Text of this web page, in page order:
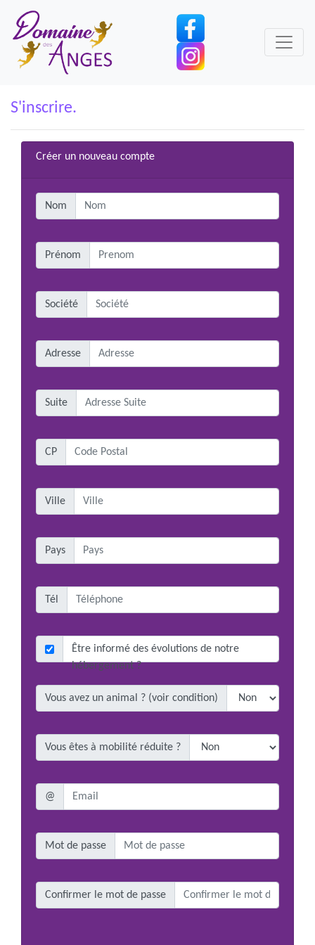
S'inscrire.
Créer un nouveau compte
Nom
Prénom
Société
Adresse
Suite
CP
Ville
Pays
Tél
Être informé des évolutions de notre
hébergement ?
Vous avez un animal ? (voir condition)
Vous êtes à mobilité réduite ?
@
Mot de passe
Confirmer le mot de passe